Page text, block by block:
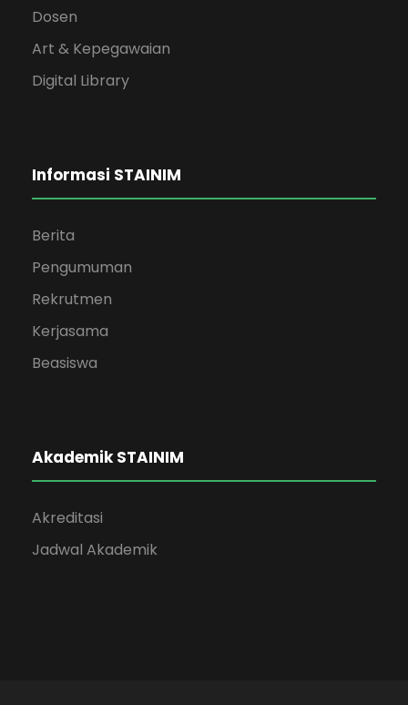
Dosen
Art & Kepegawaian
Digital Library
Informasi STAINIM
Berita
Pengumuman
Rekrutmen
Kerjasama
Beasiswa
Akademik STAINIM
Akreditasi
Jadwal Akademik